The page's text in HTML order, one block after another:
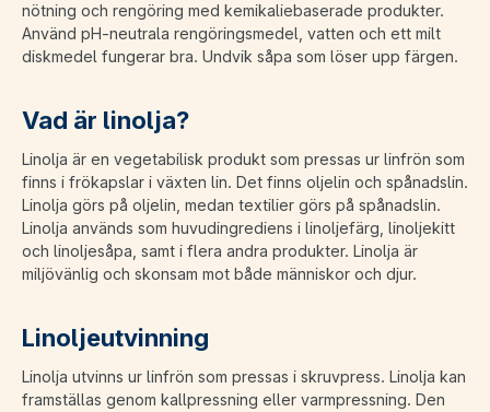
nötning och rengöring med kemikaliebaserade produkter.
Använd pH-neutrala rengöringsmedel, vatten och ett milt
diskmedel fungerar bra. Undvik såpa som löser upp färgen.
Vad är linolja?
Linolja är en vegetabilisk produkt som pressas ur linfrön som
finns i frökapslar i växten lin. Det finns oljelin och spånadslin.
Linolja görs på oljelin, medan textilier görs på spånadslin.
Linolja används som huvudingrediens i linoljefärg, linoljekitt
och linoljesåpa, samt i flera andra produkter. Linolja är
miljövänlig och skonsam mot både människor och djur.
Linoljeutvinning
Linolja utvinns ur linfrön som pressas i skruvpress. Linolja kan
framställas genom kallpressning eller varmpressning. Den